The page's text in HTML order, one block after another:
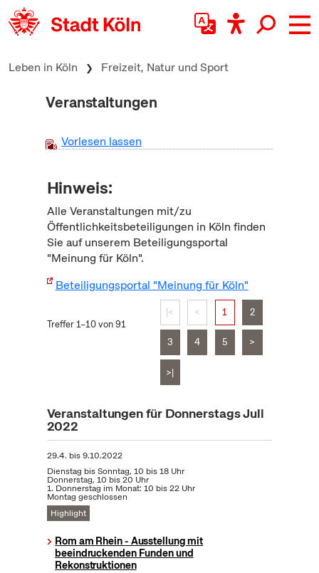
zum Inhalt springen
Leben in Köln Freizeit, Natur und Sport
Veranstaltungen
Vorlesen lassen
Hinweis:
Alle Veranstaltungen mit/zu
Öffentlichkeitsbeteiligungen in Köln finden
Sie auf unserem Beteiligungsportal
"Meinung für Köln".
Beteiligungsportal "Meinung für Köln"
Treffer 1–10 von 91
|< < 1 2
3 4 5 >
>|
Veranstaltungen für Donnerstags Juli
2022
29.4. bis9.10.2022
Dienstag bis Sonntag, 10 bis 18 Uhr
Donnerstag, 10 bis 20 Uhr
1. Donnerstag im Monat: 10 bis 22 Uhr
Montag geschlossen
Highlight
Rom am Rhein - Ausstellung mit
beeindruckenden Funden und
Rekonstruktionen